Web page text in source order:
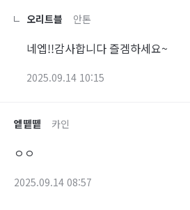
오리트블 안톤
네엡!!감사합니다 즐겜하세요~
2025.09.14 10:15
엩똍똍 카인
ㅇㅇ
2025.09.14 08:57